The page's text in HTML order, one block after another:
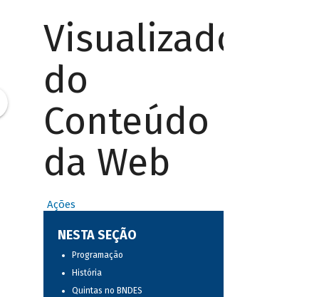
Visualizador
do
Conteúdo
da Web
Ações
NESTA SEÇÃO
Programação
História
Quintas no BNDES